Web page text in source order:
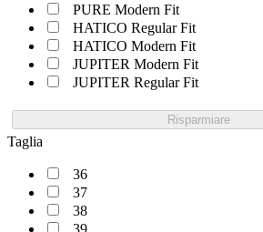
PURE Modern Fit
HATICO Regular Fit
HATICO Modern Fit
JUPITER Modern Fit
JUPITER Regular Fit
Risparmiare
Taglia
36
37
38
39